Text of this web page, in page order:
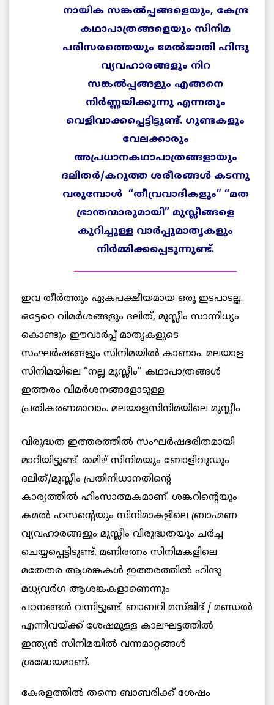
നായിക സങ്കല്പ്പങ്ങളെയും, കേന്ദ്ര
കഥാപാത്രങ്ങളെയും സിനിമ
പരിസരത്തെയും മേല്ജാതി ഹിന്ദു
വ്യവഹാരങ്ങളും നിറ
സങ്കല്പ്പങ്ങളും എങ്ങനെ
നിര്ണ്ണയിക്കുന്നു എന്നതും
വെളിവാക്കപ്പെട്ടിട്ടുണ്ട്. ഗുണ്ടകളും
വേലക്കാരും
അപ്രധാനകഥാപാത്രങ്ങളായും
ദലിതര്‍/കറുത്ത ശരീരങ്ങള് കടന്നു
വരുമ്പോള്‍ “തീവ്രവാദികളും” “മത
ഭ്രാന്തന്മാരുമായി” മുസ്ലീങ്ങളെ
കുറിച്ചുള്ള വാര്പ്പുമാതൃകളും
നിര്മ്മിക്കപ്പെടുന്നുണ്ട്.
______________________________________
ഇവ തീര്‍ത്തും ഏകപക്ഷീയമായ ഒരു ഇടപാടല്ല.
ഒട്ടേറെ വിമര്‍ശങ്ങളും ദലിത്, മുസ്ലീം സാന്നിധ്യം
കൊണ്ടും ഈവാര്‍പ്പ് മാതൃകളുടെ
സംഘര്‍ഷങ്ങളും സിനിമയില്‍ കാണാം. മലയാള
സിനിമയിലെ “നല്ല മുസ്ലീം” കഥാപാത്രങ്ങള്‍
ഇത്തരം വിമര്‍ശനങ്ങളോടുള്ള
പ്രതികരണമാവാം. മലയാളസിനിമയിലെ മുസ്ലീം
വിരുദ്ധത ഇത്തരത്തില്‍ സംഘര്‍ഷഭരിതമായി
മാറിയിട്ടുണ്ട്. തമിഴ് സിനിമയും ബോളിവുഡും
ദലിത്/മുസ്ലീം പ്രതിനിധാനതിന്റെ
കാര്യത്തില്‍ ഹിംസാത്മകമാണ്. ശങ്കറിന്റെയും
കമല്‍ ഹസന്റെയും സിനിമാകളിലെ ബ്രാഹ്മണ
വ്യവഹാരങ്ങളും മുസ്ലീം വിരുദ്ധതയും ചര്‍ച്ച
ചെയ്യപ്പെട്ടിടുണ്ട്. മണിരത്നം സിനിമകളിലെ
മതേതര ആശങ്കകള്‍ ഇത്തരത്തില്‍ ഹിന്ദു
മധ്യവര്‍ഗ ആശങ്കകളാണെന്നും
പഠനങ്ങള്‍ വന്നിട്ടുണ്ട്. ബാബറി മസ്ജിദ് / മണ്ഡല്‍
എന്നിവയ്ക്ക് ശേഷമുള്ള കാലഘട്ടത്തില്‍
ഇന്ത്യന്‍ സിനിമയില്‍ വന്നമാറ്റങ്ങള്‍
ശ്രദ്ധേയമാണ്.
കേരളത്തില്‍ തന്നെ ബാബരിക്ക് ശേഷം